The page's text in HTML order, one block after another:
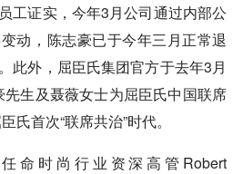
工证实，今年3月公司通过内部公
动，陈志豪已于今年三月正常退
此外，屈臣氏集团官方于去年3月
先生及聂薇女士为屈臣氏中国联席
氏首次“联席共治”时代。
任命时尚行业资深高管Robert